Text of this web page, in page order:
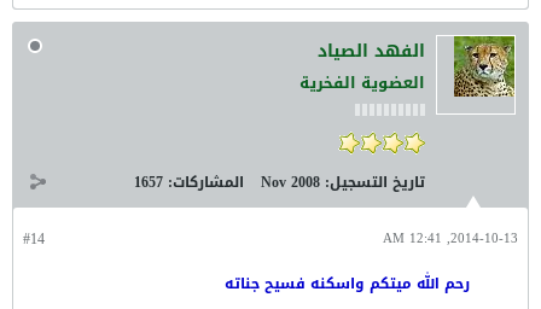
الفهد الصياد
العضوية الفخرية
تاريخ التسجيل: Nov 2008 المشاركات: 1657
#14 2014-10-13, 12:41 AM
رحم الله ميتكم واسكنه فسيح جناته